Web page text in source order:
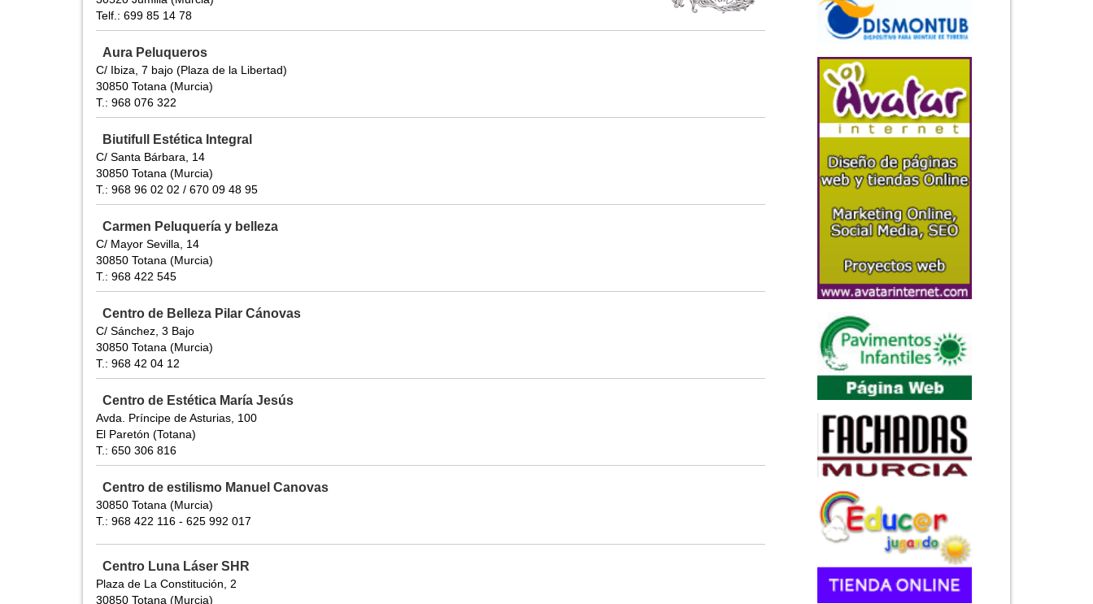
Telf.: 699 85 14 78
Aura Peluqueros
C/ Ibiza, 7 bajo (Plaza de la Libertad)
30850 Totana (Murcia)
T.: 968 076 322
Biutifull Estética Integral
C/ Santa Bárbara, 14
30850 Totana (Murcia)
T.: 968 96 02 02 / 670 09 48 95
Carmen Peluquería y belleza
C/ Mayor Sevilla, 14
30850 Totana (Murcia)
T.: 968 422 545
Centro de Belleza Pilar Cánovas
C/ Sánchez, 3 Bajo
30850 Totana (Murcia)
T.: 968 42 04 12
Centro de Estética María Jesús
Avda. Príncipe de Asturias, 100
El Paretón (Totana)
T.: 650 306 816
Centro de estilismo Manuel Canovas
30850 Totana (Murcia)
T.: 968 422 116 - 625 992 017
Centro Luna Láser SHR
Plaza de La Constitución, 2
30850 Totana (Murcia)